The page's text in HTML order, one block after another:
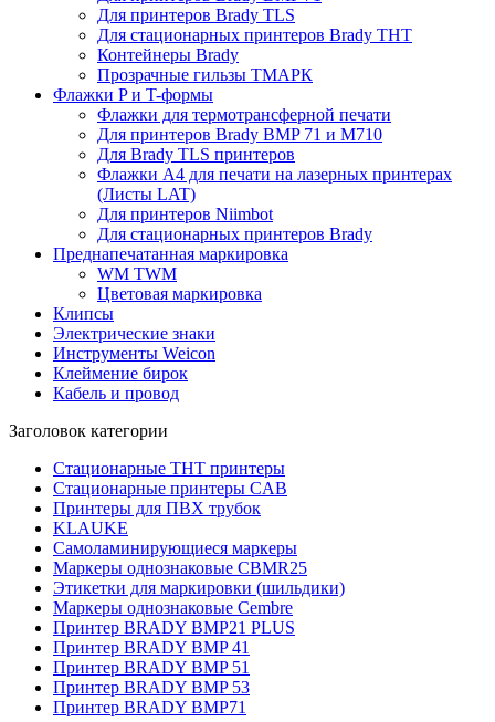
Для принтеров Brady TLS
Для стационарных принтеров Brady THT
Контейнеры Brady
Прозрачные гильзы ТМАРК
Флажки P и T-формы
Флажки для термотрансферной печати
Для принтеров Brady BMP 71 и M710
Для Brady TLS принтеров
Флажки A4 для печати на лазерных принтерах
(Листы LAT)
Для принтеров Niimbot
Для стационарных принтеров Brady
Преднапечатанная маркировка
WM TWM
Цветовая маркировка
Клипсы
Электрические знаки
Инструменты Weicon
Клеймение бирок
Кабель и провод
Заголовок категории
Стационарные THT принтеры
Стационарные принтеры CAB
Принтеры для ПВХ трубок
KLAUKE
Самоламинирующиеся маркеры
Маркеры однознаковые CBMR25
Этикетки для маркировки (шильдики)
Маркеры однознаковые Cembre
Принтер BRADY BMP21 PLUS
Принтер BRADY BMP 41
Принтер BRADY BMP 51
Принтер BRADY BMP 53
Принтер BRADY BMP71